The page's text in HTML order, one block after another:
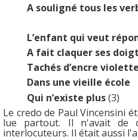
A souligné tous les
L’enfant qui veut
A fait claquer ses
Tachés d’encre violette
Dans une vieille école
Qui n’existe plus(3)
Le credo de Paul Vincensini
lue partout. Il n'avait de
interlocuteurs. Il était aussi